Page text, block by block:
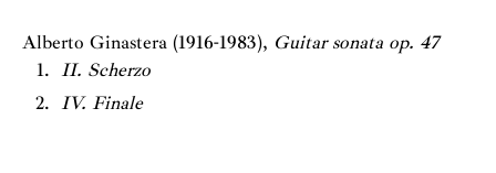
Alberto Ginastera (1916-1983), Guitar sonata op. 47
II. Scherzo
IV. Finale